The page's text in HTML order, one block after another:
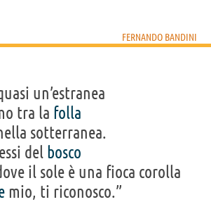
FERNANDO BANDINI
un’estranea
tra la folla
sotterranea.
del bosco
il sole è una fioca corolla
mio, ti riconosco.”